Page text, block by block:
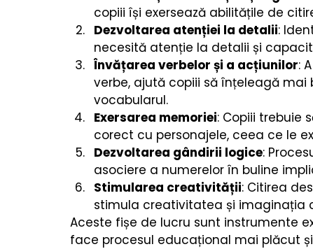
copiii își exersează abilitățile de
Dezvoltarea atenției la detalii:
necesită atenție la detalii și
Învățarea verbelor și a acțiunilor:
verbe, ajută copiii să înțeleagă
vocabularul.
Exersarea memoriei: Copiii trebuie
corect cu personajele, ceea ce le
Dezvoltarea gândirii logice:
asociere a numerelor în buline
Stimularea creativității: Citirea
stimula creativitatea și imaginația
Aceste fișe de lucru sunt instrumente
face procesul educațional mai plăcut